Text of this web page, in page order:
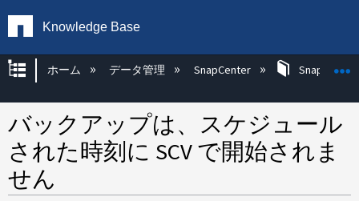
Knowledge Base
グローバル階層を展開/折りたたむ
ホーム データ管理 SnapCenter SnapCenter
バックアップは、スケジュール
された時刻に SCV で開始されま
せん